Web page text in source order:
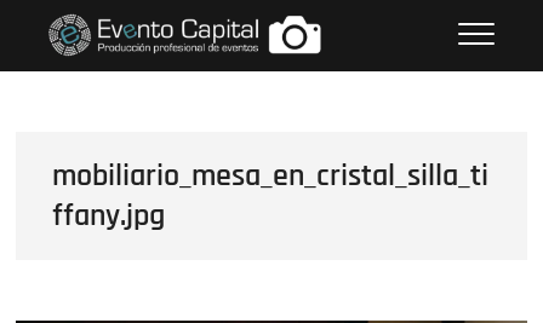
contenido
FOTOS GRUPO EMPRESARIAL
mobiliario_mesa_en_cristal_silla_ti
ffany.jpg